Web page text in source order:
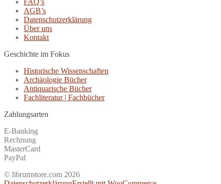
AGB’s
Datenschutzerklärung
Über uns
Kontakt
Geschichte im Fokus
Historische Wissenschaften
Archäologie Bücher
Antiquarische Bücher
Fachliteratur | Fachbücher
Zahlungsarten
E-Banking
Rechnung
MasterCard
PayPal
© librumstore.com 2026